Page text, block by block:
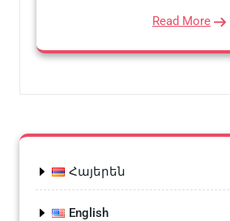
Read More
Հայերեն
English